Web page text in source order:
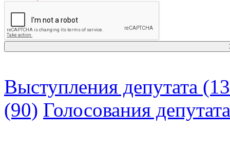
Выступления депутата
(90) Голосования депутата